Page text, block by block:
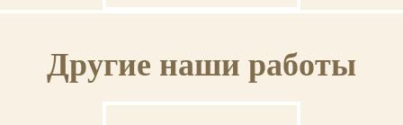
Другие наши работы